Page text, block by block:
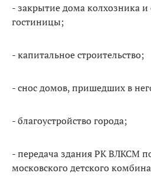
- закрытие дома колхозника
гостиницы;
- капитальное строительство;
- снос домов, пришедших в
- благоустройство города;
- передача здания РК ВЛКСМ
московского детского